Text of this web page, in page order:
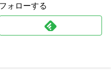
ォローする